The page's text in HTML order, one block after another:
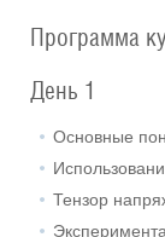
Программа
День 1
Основные
Тензор